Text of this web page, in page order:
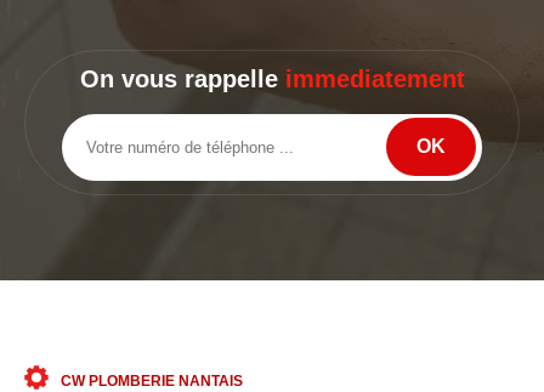
On vous rappelle immediatement
CW PLOMBERIE NANTAIS